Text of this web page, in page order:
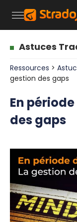
Astuces
Ressources >
gestion des gaps
En
des gaps